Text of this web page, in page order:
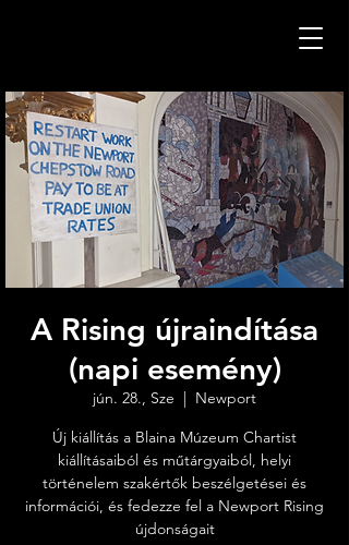
A Rising újraindítása
(napi esemény)
jún. 28., Sze
  |
Newport
Új kiállítás a Blaina Múzeum Chartist
kiállításaiból és műtárgyaiból, helyi
történelem szakértők beszélgetései és
információi, és fedezze fel a Newport Rising
újdonságait